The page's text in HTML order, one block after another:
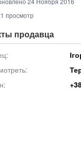
просмотр
продавца